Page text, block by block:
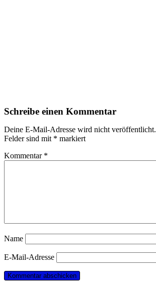
Schreibe einen Kommentar
Deine E-Mail-Adresse wird nicht veröffentlicht.
Felder sind mit * markiert
Kommentar *
Name
E-Mail-Adresse